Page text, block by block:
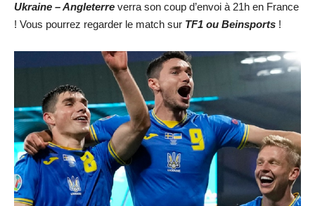
Ukraine – Angleterre verra son coup d’envoi à 21h en France
! Vous pourrez regarder le match sur TF1 ou Beinsports !